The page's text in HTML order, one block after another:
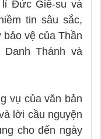
Đức Giê-su và
tin sâu sắc,
vệ của Thần
Thánh và
vụ của văn bản
lời cầu nguyện
cho đến ngày